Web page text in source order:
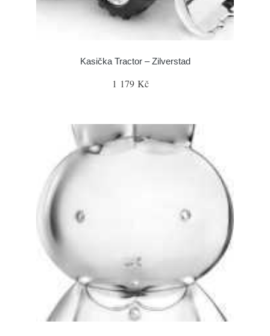
Kasička Tractor – Zilverstad
1 179 Kč